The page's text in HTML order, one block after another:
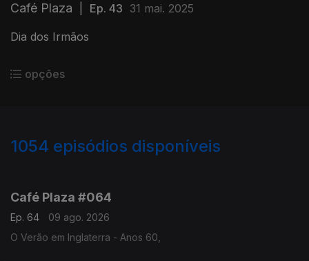
Café Plaza Ep. 43 31 mai. 2025
Dia dos Irmãos
opções
1054 episódios disponíveis
Café Plaza #064
Ep. 64
09 ago. 2026
O Verão em Inglaterra - Anos 60,